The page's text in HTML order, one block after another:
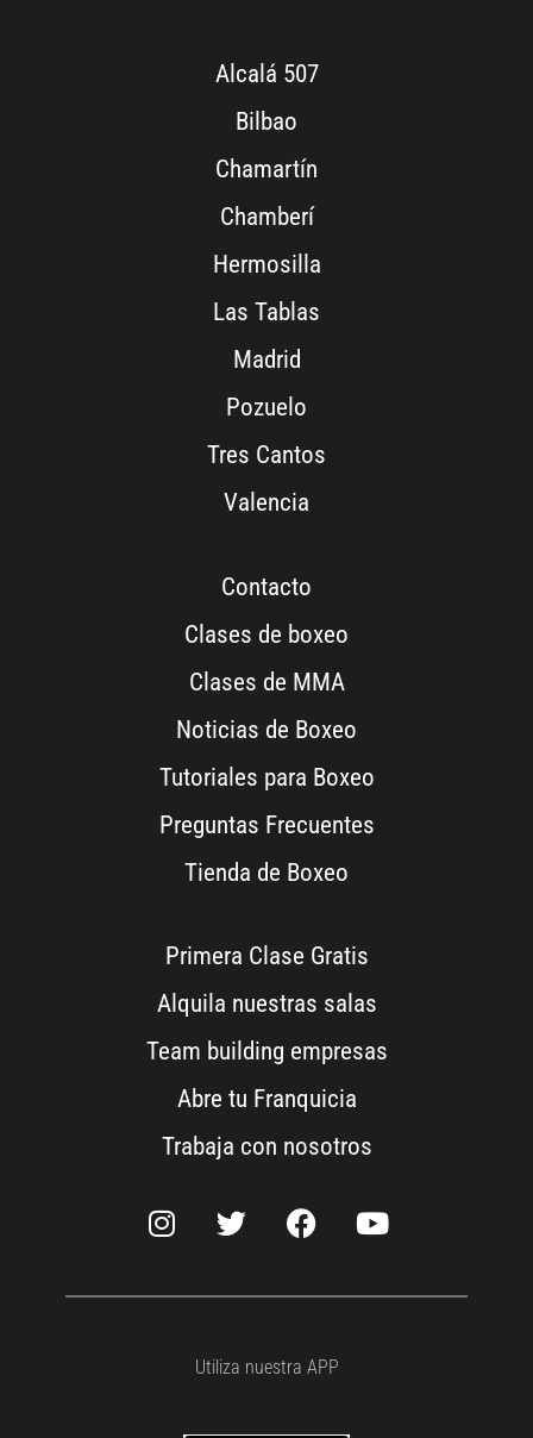
Alcalá 507
Bilbao
Chamartín
Chamberí
Hermosilla
Las Tablas
Madrid
Pozuelo
Tres Cantos
Valencia
Contacto
Clases de boxeo
Clases de MMA
Noticias de Boxeo
Tutoriales para Boxeo
Preguntas Frecuentes
Tienda de Boxeo
Primera Clase Gratis
Alquila nuestras salas
Team building empresas
Abre tu Franquicia
Trabaja con nosotros
Utiliza nuestra APP